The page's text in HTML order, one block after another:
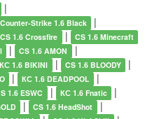
|
Counter-Strike 1.6 Black |
CS 1.6 Crossfire | CS 1.6 Minecraft
| CS 1.6 AMON |
КС 1.6 BIKINI | CS 1.6 BLOODY |
| КС 1.6 DEADPOOL |
1.6 ESWC | КС 1.6 Fnatic |
| CS 1.6 HeadShot |